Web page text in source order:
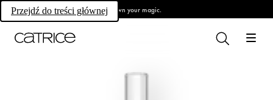
Przejdź do treści głównej Own your magic.